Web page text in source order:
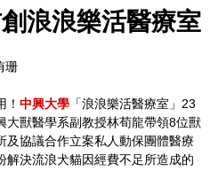
浪浪樂活醫療室
珊
中興大學 「浪浪樂活醫療室」23
大獸醫學系副教授林荀龍帶領8位獸
及協議合作立案私人動保團體醫療
解決流浪犬貓因經費不足所造成的